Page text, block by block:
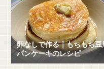
卵なしで作る｜もちもち豆
パンケーキのレシピ